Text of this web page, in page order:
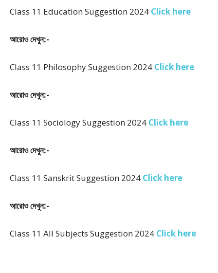
Class 11 Education Suggestion 2024 Click here
আরোও দেখুন:-
Class 11 Philosophy Suggestion 2024 Click here
আরোও দেখুন:-
Class 11 Sociology Suggestion 2024 Click here
আরোও দেখুন:-
Class 11 Sanskrit Suggestion 2024 Click here
আরোও দেখুন:-
Class 11 All Subjects Suggestion 2024 Click here